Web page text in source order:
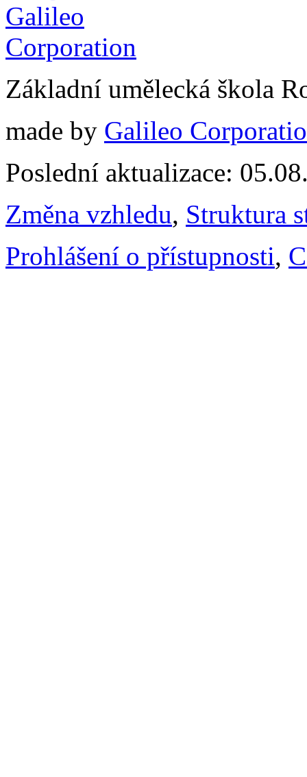
Základní umělecká škola
made by Galileo
Poslední aktualizace:
Změna vzhledu, Struktura
Prohlášení o přístupnosti,